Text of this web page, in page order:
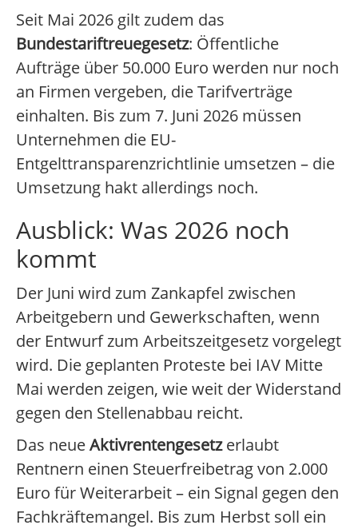
Seit Mai 2026 gilt zudem das
Bundestariftreuegesetz: Öffentliche
Aufträge über 50.000 Euro werden nur noch
an Firmen vergeben, die Tarifverträge
einhalten. Bis zum 7. Juni 2026 müssen
Unternehmen die EU-
Entgelttransparenzrichtlinie umsetzen – die
Umsetzung hakt allerdings noch.
Ausblick: Was 2026 noch
kommt
Der Juni wird zum Zankapfel zwischen
Arbeitgebern und Gewerkschaften, wenn
der Entwurf zum Arbeitszeitgesetz vorgelegt
wird. Die geplanten Proteste bei IAV Mitte
Mai werden zeigen, wie weit der Widerstand
gegen den Stellenabbau reicht.
Das neueAktivrentengesetzerlaubt
Rentnern einen Steuerfreibetrag von 2.000
Euro für Weiterarbeit – ein Signal gegen den
Fachkräftemangel. Bis zum Herbst soll ein